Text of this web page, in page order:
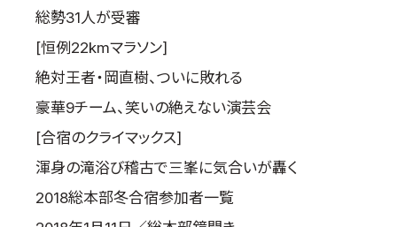
総勢31人が受審
[恒例22kmマラソン]
絶対王者・岡直樹、ついに敗れる
豪華9チーム、笑いの絶えない演芸会
[合宿のクライマックス]
渾身の滝浴び稽古で三峯に気合いが轟く
2018総本部冬合宿参加者一覧